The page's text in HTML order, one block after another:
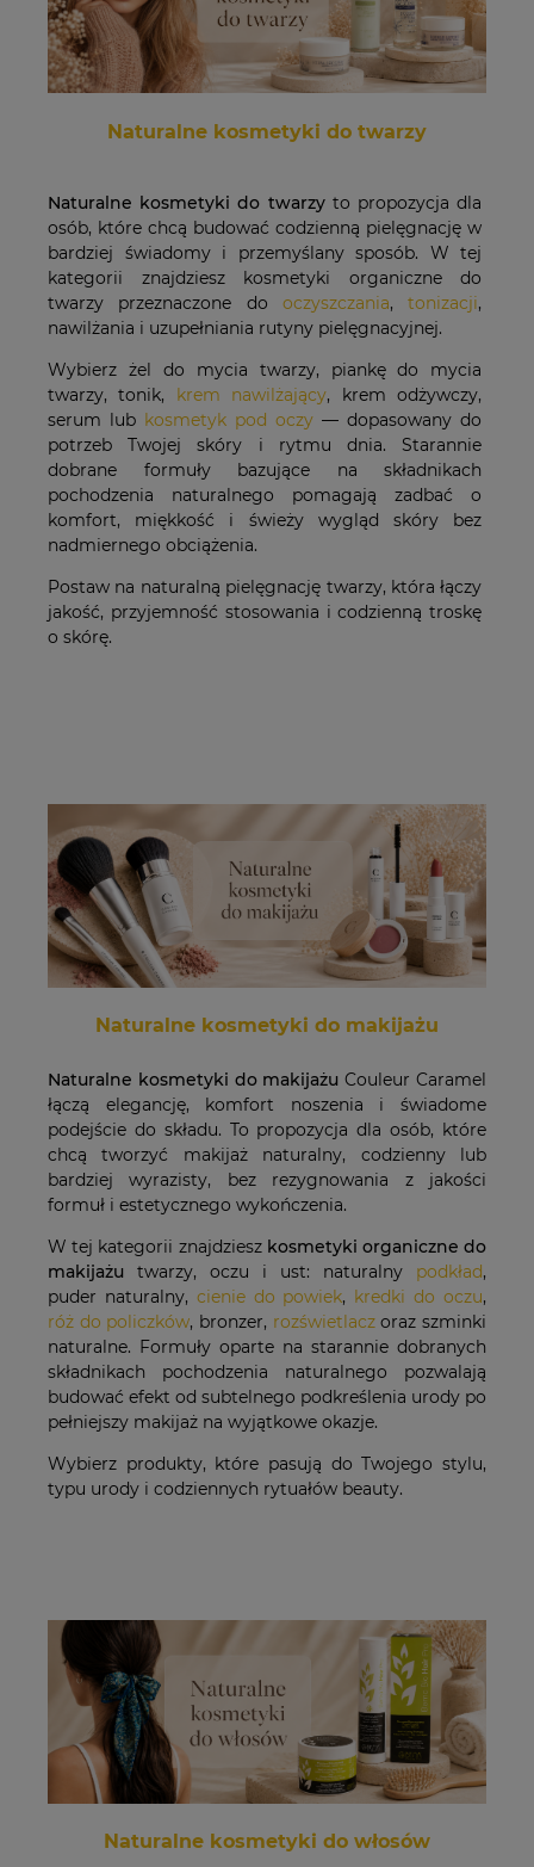
Naturalne kosmetyki do twarzy
Naturalne kosmetyki do twarzyto propozycja dla
osób, które chcą budować codzienną pielęgnację w
bardziej świadomy i przemyślany sposób. W tej
kategorii znajdziesz kosmetyki organiczne do
twarzy przeznaczone do oczyszczania,tonizacji,
nawilżania i uzupełniania rutyny pielęgnacyjnej.
Wybierz żel do mycia twarzy, piankę do mycia
twarzy, tonik, krem nawilżający, krem odżywczy,
serum lub kosmetyk pod oczy — dopasowany do
potrzeb Twojej skóry i rytmu dnia. Starannie
dobrane formuły bazujące na składnikach
pochodzenia naturalnego pomagają zadbać o
komfort, miękkość i świeży wygląd skóry bez
nadmiernego obciążenia.
Postaw na naturalną pielęgnację twarzy, która łączy
jakość, przyjemność stosowania i codzienną troskę
o skórę.
Naturalne kosmetyki do makijażu
Naturalne kosmetyki do makijażu Couleur Caramel
łączą elegancję, komfort noszenia i świadome
podejście do składu. To propozycja dla osób, które
chcą tworzyć makijaż naturalny, codzienny lub
bardziej wyrazisty, bez rezygnowania z jakości
formuł i estetycznego wykończenia.
W tej kategorii znajdziesz kosmetyki organiczne do
makijażu twarzy, oczu i ust: naturalny podkład,
puder naturalny, cienie do powiek, kredki do oczu,
róż do policzków, bronzer, rozświetlaczoraz szminki
naturalne. Formuły oparte na starannie dobranych
składnikach pochodzenia naturalnego pozwalają
budować efekt od subtelnego podkreślenia urody po
pełniejszy makijaż na wyjątkowe okazje.
Wybierz produkty, które pasują do Twojego stylu,
typu urody i codziennych rytuałów beauty.
Naturalne kosmetyki do włosów